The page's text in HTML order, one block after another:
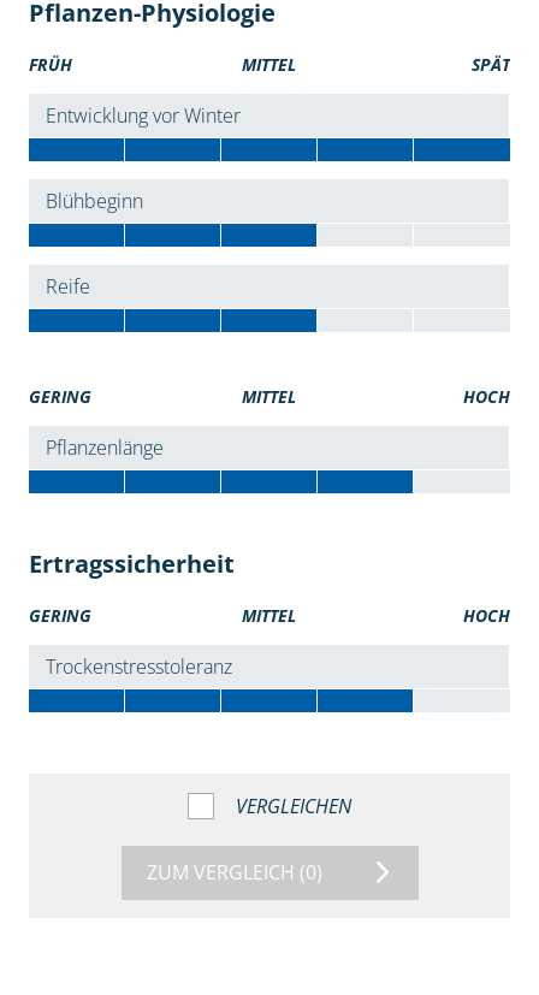
Pflanzen-Physiologie
FRÜH MITTEL SPÄT
Entwicklung vor Winter
Blühbeginn
Reife
GERING MITTEL HOCH
Pflanzenlänge
Ertragssicherheit
GERING MITTEL HOCH
Trockenstresstoleranz
VERGLEICHEN
ZUM VERGLEICH (0)